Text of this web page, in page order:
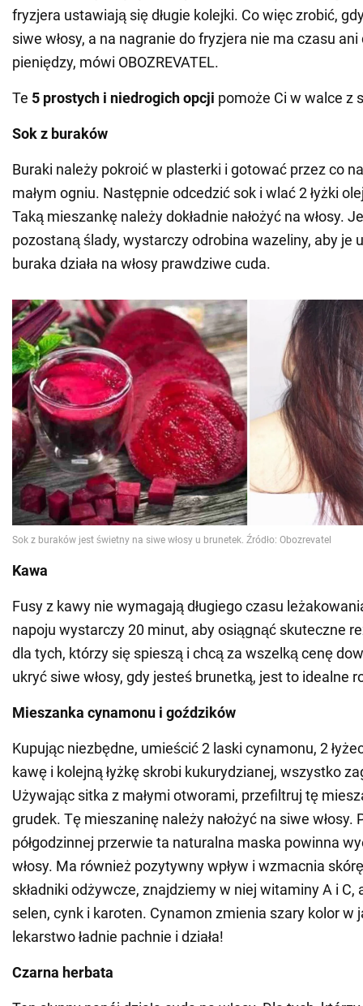
fryzjera ustawiają się długie kolejki. Co więc zrobić,
siwe włosy, a na nagranie do fryzjera nie ma czasu
pieniędzy, mówi OBOZREVATEL.
Te 5 prostych i niedrogich opcji pomoże Ci w walce z
Sok z buraków
Buraki należy pokroić w plasterki i gotować przez co
małym ogniu. Następnie odcedzić sok i wlać 2 łyżki
Taką mieszankę należy dokładnie nałożyć na włosy.
pozostaną ślady, wystarczy odrobina wazeliny, aby je
buraka działa na włosy prawdziwe cuda.
Kawa
Fusy z kawy nie wymagają długiego czasu
napoju wystarczy 20 minut, aby osiągnąć skuteczne
dla tych, którzy się spieszą i chcą za wszelką cenę
ukryć siwe włosy, gdy jesteś brunetką, jest to idealne
Mieszanka cynamonu i goździków
Kupując niezbędne, umieścić 2 laski cynamonu, 2
kawę i kolejną łyżkę skrobi kukurydzianej, wszystko
Używając sitka z małymi otworami, przefiltruj tę
grudek. Tę mieszaninę należy nałożyć na siwe włosy.
półgodzinnej przerwie ta naturalna maska powinna
włosy. Ma również pozytywny wpływ i wzmacnia
składniki odżywcze, znajdziemy w niej witaminy A i C,
selen, cynk i karoten. Cynamon zmienia szary kolor w
lekarstwo ładnie pachnie i działa!
Czarna herbata